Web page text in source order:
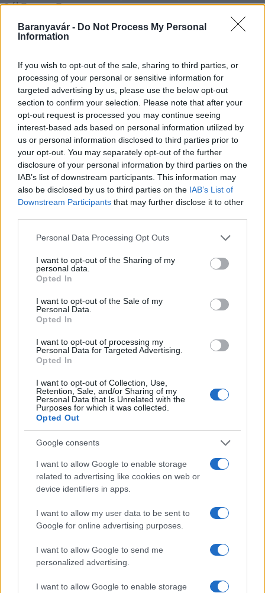
Baranyavár - Do Not Process My Personal
Information
If you wish to opt-out of the sale, sharing to third parties, or
processing of your personal or sensitive information for
targeted advertising by us, please use the below opt-out
section to confirm your selection. Please note that after your
opt-out request is processed you may continue seeing
interest-based ads based on personal information utilized by
us or personal information disclosed to third parties prior to
your opt-out. You may separately opt-out of the further
disclosure of your personal information by third parties on the
IAB’s list of downstream participants. This information may
also be disclosed by us to third parties on the IAB’s List of
Downstream Participants that may further disclose it to other
Please note that this website/app uses one or more Google
not limited to your visit or usage behaviour. You may click to
grant or deny consent to Google and its third-party tags to
use your data for below specified purposes in below Google
consent section.
Personal Data Processing Opt Outs
I want to opt-out of the Sharing of my
personal data.
Opted In
I want to opt-out of the Sale of my
Personal Data.
Opted In
I want to opt-out of processing my
Personal Data for Targeted Advertising.
Opted In
I want to opt-out of Collection, Use,
Retention, Sale, and/or Sharing of my
Personal Data that Is Unrelated with the
Purposes for which it was collected.
Opted Out
Google consents
I want to allow Google to enable storage
related to advertising like cookies on web or
device identifiers in apps.
I want to allow my user data to be sent to
Google for online advertising purposes.
I want to allow Google to send me
personalized advertising.
I want to allow Google to enable storage
Gál Ferenc Egyetem
Országos hírek
A lakosságra is fontos szerep hárul a szúnyoginvázió
elkerülésében
az energiakrízis kezelésére
Országos hírek
tudni kell
Kihívások labirintusában
Országos hírek
Túlfogyasztás napja - július 30-ra
felhasználta az emberiség a Föld egész
évre elegendő erőforrásait
Aktuális
Open Orfű: mozgás, zene, közösség